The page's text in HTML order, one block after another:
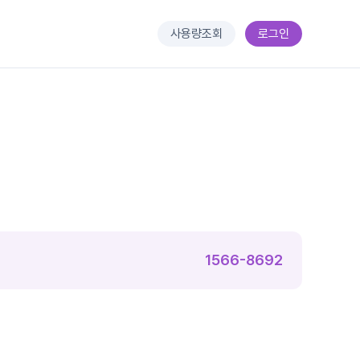
사용량조회 로그인
1566-8692